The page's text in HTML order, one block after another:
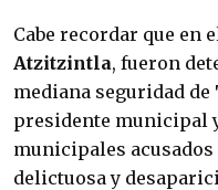
Cabe recordar que en
Atzitzintla, fueron
mediana seguridad de
presidente municipal
municipales
delictuosa y